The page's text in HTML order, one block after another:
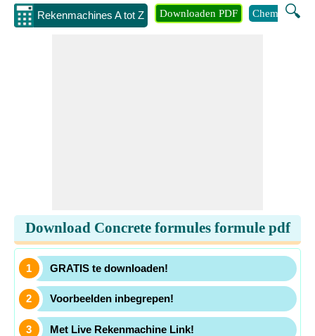
Rekenmachines A tot Z 🔍
Downloaden PDF Chemie
Download Concrete formules formule pdf
GRATIS te downloaden!
Voorbeelden inbegrepen!
Met Live Rekenmachine Link!